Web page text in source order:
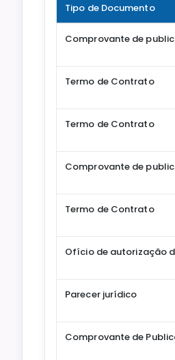
Tipo de Documento
Comprovante de
Termo de Contrato
Termo de Contrato
Comprovante de
Termo de Contrato
Ofício de autorização
Parecer jurídico
Comprovante de